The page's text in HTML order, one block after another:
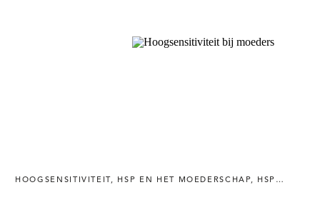
HOOGSENSITIVITEIT , HSP EN HET MOEDERSCHAP, HSP MAMA